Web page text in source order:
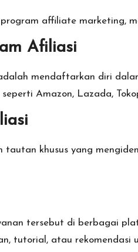
affiliate marketing,
Afiliasi
mendaftarkan diri
Amazon, Lazada,
khusus yang
tersebut di berbagai
tutorial, atau rekomendasi